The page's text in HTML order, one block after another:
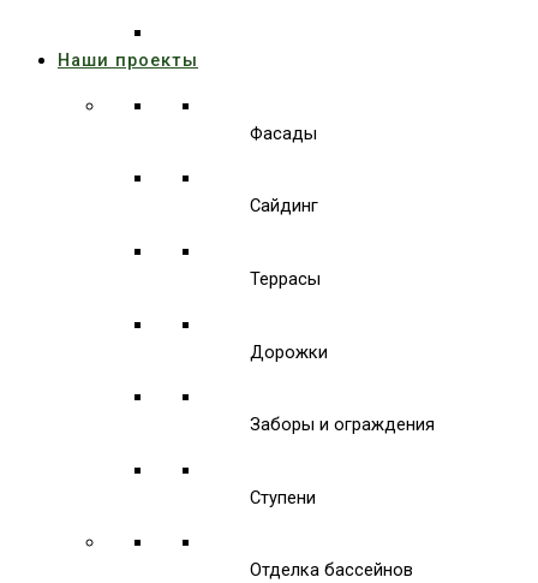
Наши проекты
Фасады
Сайдинг
Террасы
Дорожки
Заборы и ограждения
Ступени
Отделка бассейнов